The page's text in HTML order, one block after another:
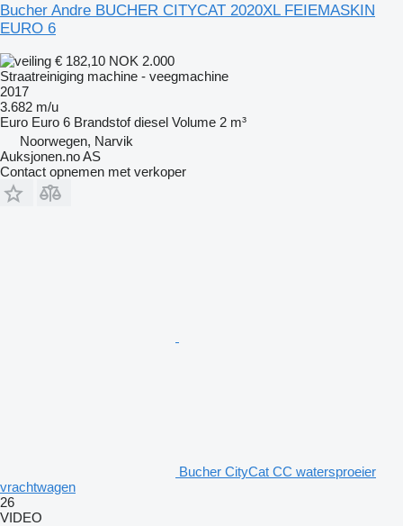
Bucher Andre BUCHER CITYCAT 2020XL FEIEMASKIN
EURO 6
€ 182,10 NOK 2.000
Straatreiniging machine - veegmachine
2017
3.682 m/u
Euro Euro 6 Brandstof diesel Volume 2 m³
Noorwegen, Narvik
Auksjonen.no AS
Contact opnemen met verkoper
Bucher CityCat CC watersproeier
vrachtwagen
26
VIDEO